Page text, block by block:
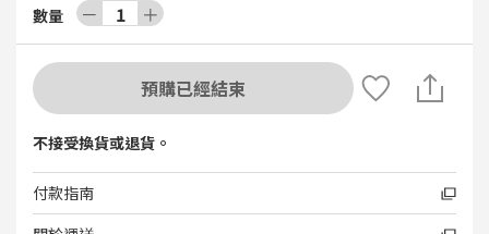
數量 － 1 ＋
預購已經結束
不接受換貨或退貨。
付款指南